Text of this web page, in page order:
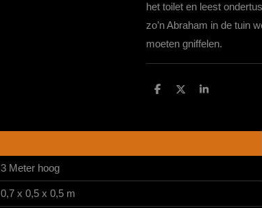
het toilet en leest
zo’n Abraham in de tuin
moeten gniffelen.
D
n
D
S
e
3 Meter hoog
0,7 x 0,5 x 0,5 m